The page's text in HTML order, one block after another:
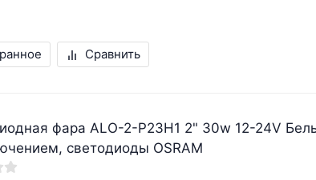
Сравнить
фара ALO-2-P23H1 2" 30w 12-24V
светодиоды OSRAM